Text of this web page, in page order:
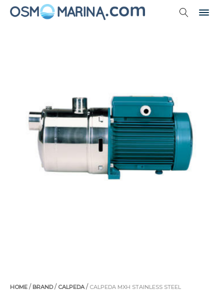
HOME / BRAND/ CALPEDA/ CALPEDA MXH STAINLESS STEEL